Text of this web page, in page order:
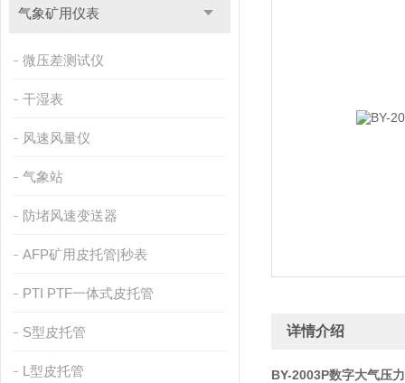
气象矿用仪表
微压差测试仪
干湿表
风速风量仪
气象站
防堵风速变送器
AFP矿用皮托管|秒表
PTI PTF一体式皮托管
S型皮托管
L型皮托管
详情介绍
BY-2003P数字大气压